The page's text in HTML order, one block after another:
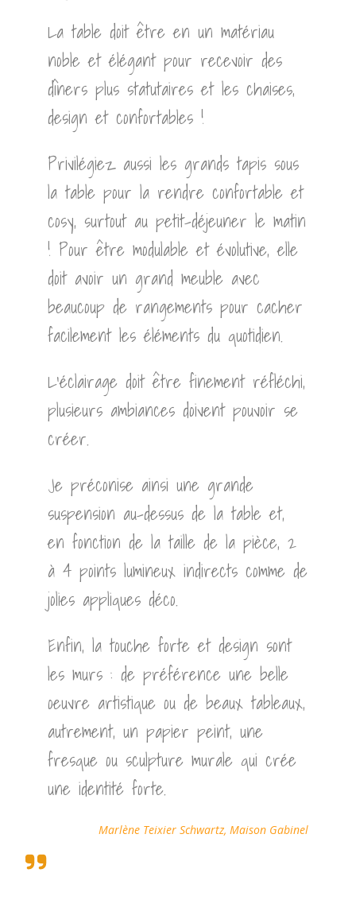
La table doit être en un matériau
noble et élégant pour recevoir des
dîners plus statutaires et les chaises,
design et confortables !
Privilégiez aussi les grands tapis sous
la table pour la rendre confortable et
cosy, surtout au petit-déjeuner le matin
! Pour être modulable et évolutive, elle
doit avoir un grand meuble avec
beaucoup de rangements pour cacher
facilement les éléments du quotidien.
L’éclairage doit être finement réfléchi,
plusieurs ambiances doivent pouvoir se
créer.
Je préconise ainsi une grande
suspension au-dessus de la table et,
en fonction de la taille de la pièce, 2
à 4 points lumineux indirects comme de
jolies appliques déco.
Enfin, la touche forte et design sont
les murs : de préférence une belle
oeuvre artistique ou de beaux tableaux,
autrement, un papier peint, une
fresque ou sculpture murale qui crée
une identité forte.
Marlène Teixier Schwartz, Maison Gabinel